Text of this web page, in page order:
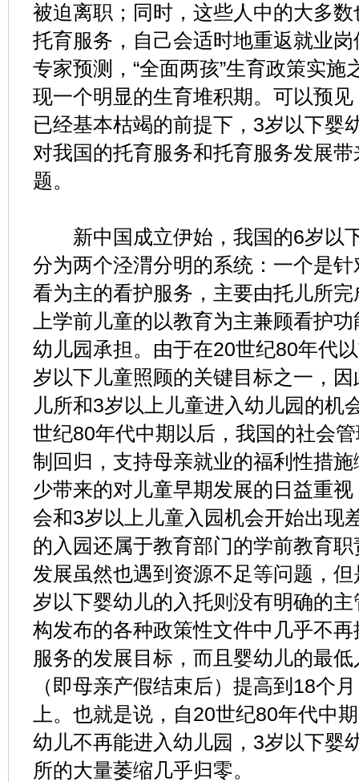
被迫离职；同时，这些人中的大多
托育服务，自己会适时地重返就业
专家预测，“全面两孩”生育政策实
现一个明显的生育堆积期。可以预
已经基本枯竭的前提下，3岁以下婴
对我国的托育服务和托育服务发展
题。
新中国成立伊始，我国的6岁以
分为两个泾渭分明的系统：一个是
看为主的看护服务，主要由托儿所
上学前儿童的以教育为主兼顾看护
幼儿园承担。由于在20世纪80年代
岁以下儿童照顾的关键目标之一，
儿所和3岁以上儿童进入幼儿园的机
世纪80年代中期以后，我国的社会
制回归，支持母亲就业的福利性措
少带来的对儿童早期发展的日益重
会和3岁以上儿童入园机会开始出现
的入园还属于教育部门的学前教育
发展虽然也遇到资源不足等问题，
岁以下婴幼儿的入托则没有明确的
构发布的各种政策性文件中几乎不
服务的发展目标，而且婴幼儿的最
（即母亲产假结束后）提高到18个
上。也就是说，自20世纪80年代中
幼儿不再能进入幼儿园，3岁以下婴
所的大量萎缩几乎归零。